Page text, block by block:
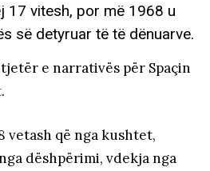
17 vitesh, por më 1968 u
së detyruar të të dënuarve.
e narrativës për Spaçin
vetash që nga kushtet,
dëshpërimi, vdekja nga